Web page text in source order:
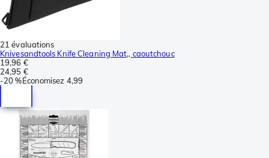
21 évaluations
Knivesandtools Knife Cleaning Mat,, caoutchouc
19,96 €
24,95 €
-20 %Économisez 4,99